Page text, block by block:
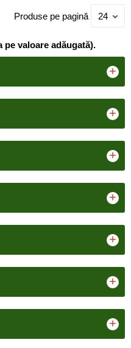
Produse pe pagină 24
pe valoare adăugată).
+
+
+
+
+
+
+